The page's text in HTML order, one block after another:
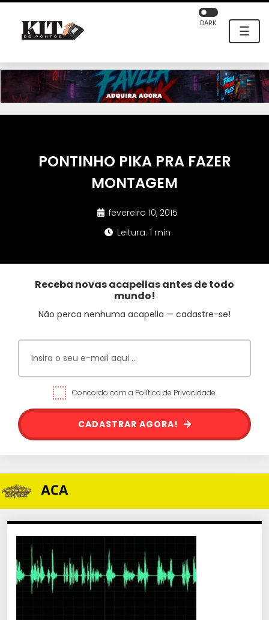
☰
DARK
PONTINHO PIKA PRA FAZER
MONTAGEM
fevereiro 10, 2015
Leitura: 1 min
Receba novas acapellas antes de todo
mundo!
Não perca nenhuma acapella — cadastre-se!
Concordo com a Política de Privacidade.
CADASTRAR AGORA!